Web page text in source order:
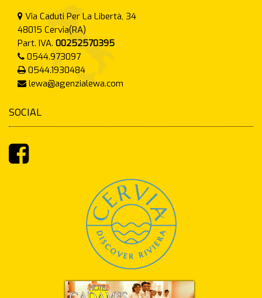
Via Caduti Per La Libertà, 34
48015 Cervia(RA)
Part. IVA. 00252570395
0544.973097
0544.1930484
lewa@agenzialewa.com
SOCIAL